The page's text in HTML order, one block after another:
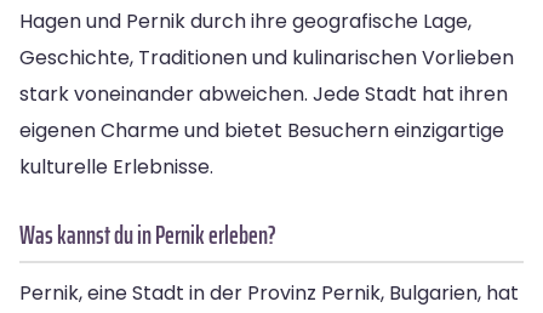
Hagen und Pernik durch ihre geografische Lage,
Geschichte, Traditionen und kulinarischen Vorlieben
stark voneinander abweichen. Jede Stadt hat ihren
eigenen Charme und bietet Besuchern einzigartige
kulturelle Erlebnisse.
Was kannst du in Pernik erleben?
Pernik, eine Stadt in der Provinz Pernik, Bulgarien, hat